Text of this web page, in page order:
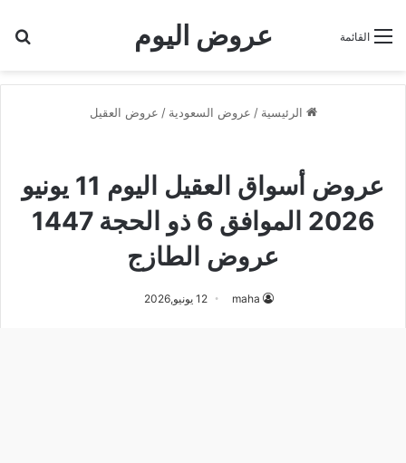
عروض اليوم القائمة
الرئيسية / عروض السعودية / عروض العقيل
عروض أسواق العقيل اليوم 11 يونيو
2026 الموافق 6 ذو الحجة 1447
عروض الطازج
maha 12 يونيو,2026